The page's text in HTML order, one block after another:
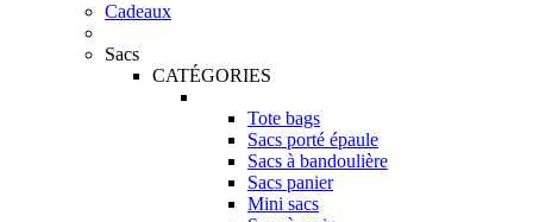
Cadeaux
Sacs
CATÉGORIES
Tote bags
Sacs porté épaule
Sacs à bandoulière
Sacs panier
Mini sacs